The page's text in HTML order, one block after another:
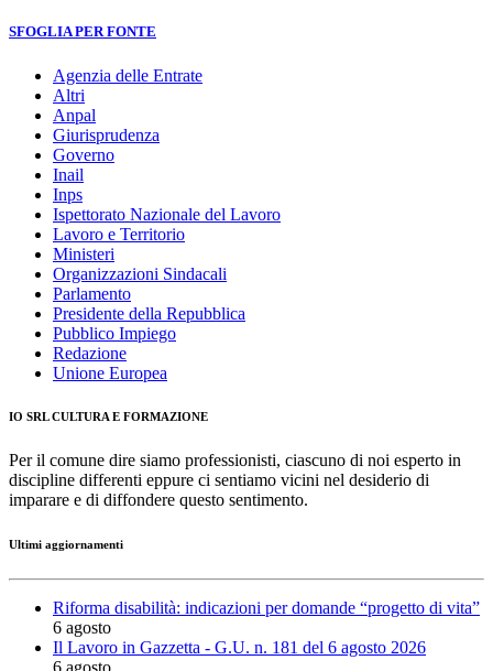
SFOGLIA PER FONTE
Agenzia delle Entrate
Altri
Anpal
Giurisprudenza
Governo
Inail
Inps
Ispettorato Nazionale del Lavoro
Lavoro e Territorio
Ministeri
Organizzazioni Sindacali
Parlamento
Presidente della Repubblica
Pubblico Impiego
Redazione
Unione Europea
IO SRL CULTURA E FORMAZIONE
Per il comune dire siamo professionisti, ciascuno di noi esperto in
discipline differenti eppure ci sentiamo vicini nel desiderio di
imparare e di diffondere questo sentimento.
Ultimi aggiornamenti
Riforma disabilità: indicazioni per domande “progetto di vita”
6 agosto
Il Lavoro in Gazzetta - G.U. n. 181 del 6 agosto 2026